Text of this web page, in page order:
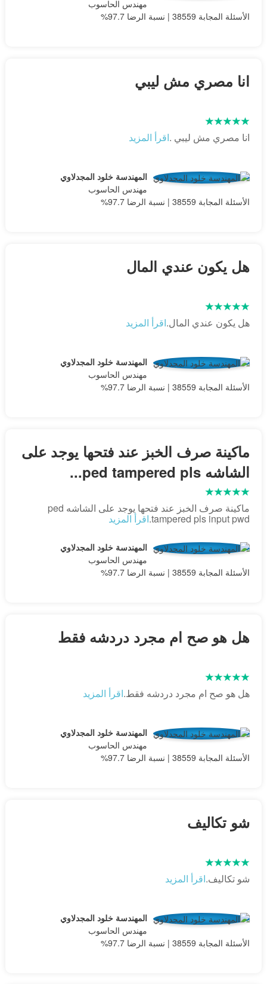
مهندس الحاسوب
الأسئلة المجابة 38559 | نسبة الرضا 97.7%
انا مصري مش ليبي
انا مصري مش ليبي .اقرأ المزيد
المهندسة خلود المجدلاوي
مهندس الحاسوب
الأسئلة المجابة 38559 | نسبة الرضا 97.7%
هل يكون عندي المال
هل يكون عندي المال.اقرأ المزيد
المهندسة خلود المجدلاوي
مهندس الحاسوب
الأسئلة المجابة 38559 | نسبة الرضا 97.7%
ماكينة صرف الخبز عند فتحها يوجد على
الشاشه ped tampered pls...
ماكينة صرف الخبز عند فتحها يوجد على الشاشه ped
tampered pls input pwd. اقرأ المزيد
المهندسة خلود المجدلاوي
مهندس الحاسوب
الأسئلة المجابة 38559 | نسبة الرضا 97.7%
هل هو صح ام مجرد دردشه فقط
هل هو صح ام مجرد دردشه فقط.اقرأ المزيد
المهندسة خلود المجدلاوي
مهندس الحاسوب
الأسئلة المجابة 38559 | نسبة الرضا 97.7%
شو تكاليف
شو تكاليف.اقرأ المزيد
المهندسة خلود المجدلاوي
مهندس الحاسوب
الأسئلة المجابة 38559 | نسبة الرضا 97.7%